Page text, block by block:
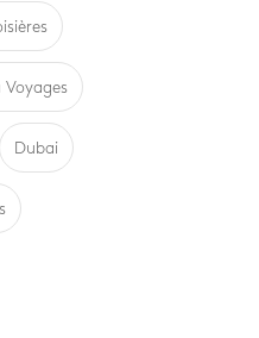
Voyages
Dubai